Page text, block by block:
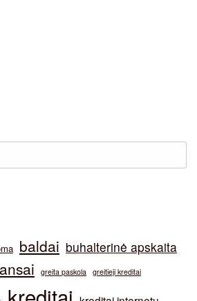
baldai buhalterinė apskaita
greita paskola greitieji kreditai